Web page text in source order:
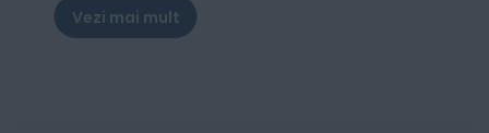
Vezi mai mult